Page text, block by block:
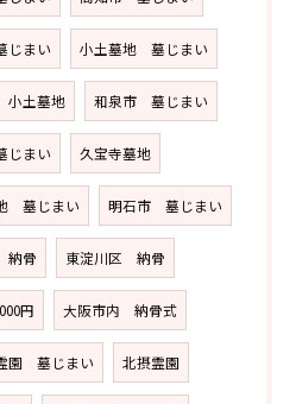
まい 小土墓地 墓じまい
土墓地 和泉市 墓じまい
まい 久宝寺墓地
墓じまい 明石市 墓じまい
納骨 東淀川区 納骨
円 大阪市内 納骨式
園 墓じまい 北摂霊園